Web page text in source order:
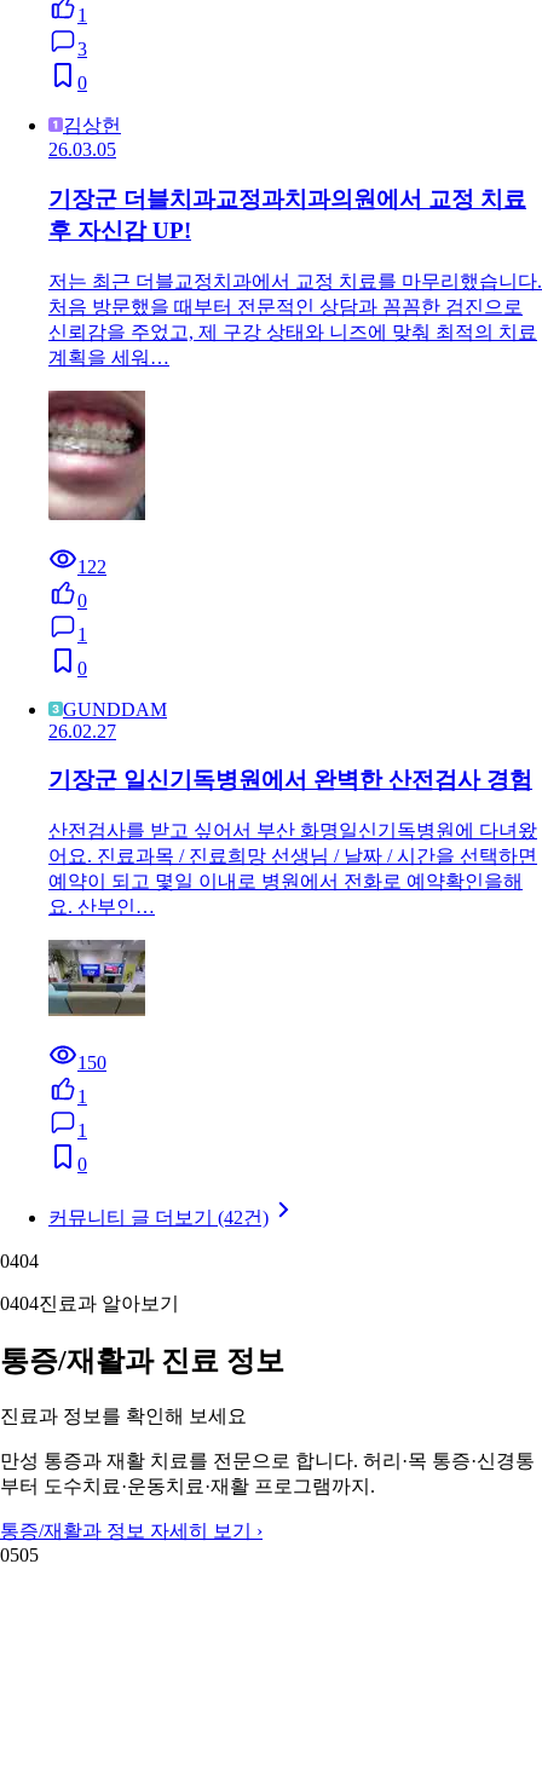
1
3
0
김상헌
26.03.05
기장군 더블치과교정과치과의원에서 교정 치료
후 자신감 UP!
저는 최근 더블교정치과에서 교정 치료를 마무리했습니다.
처음 방문했을 때부터 전문적인 상담과 꼼꼼한 검진으로
신뢰감을 주었고, 제 구강 상태와 니즈에 맞춰 최적의 치료
계획을 세워…
122
0
1
0
GUNDDAM
26.02.27
기장군 일신기독병원에서 완벽한 산전검사 경험
산전검사를 받고 싶어서 부산 화명일신기독병원에 다녀왔
어요. 진료과목 / 진료희망 선생님 / 날짜 / 시간을 선택하면
예약이 되고 몇일 이내로 병원에서 전화로 예약확인을해
요. 산부인…
150
1
1
0
커뮤니티 글 더보기 (42건)
0404
0404진료과 알아보기
통증/재활과 진료 정보
진료과 정보를 확인해 보세요
만성 통증과 재활 치료를 전문으로 합니다. 허리·목 통증·신경통
부터 도수치료·운동치료·재활 프로그램까지.
통증/재활과 정보 자세히 보기 ›
0505